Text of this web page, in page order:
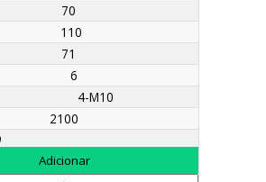
70
110
71
6
4-M10
2100